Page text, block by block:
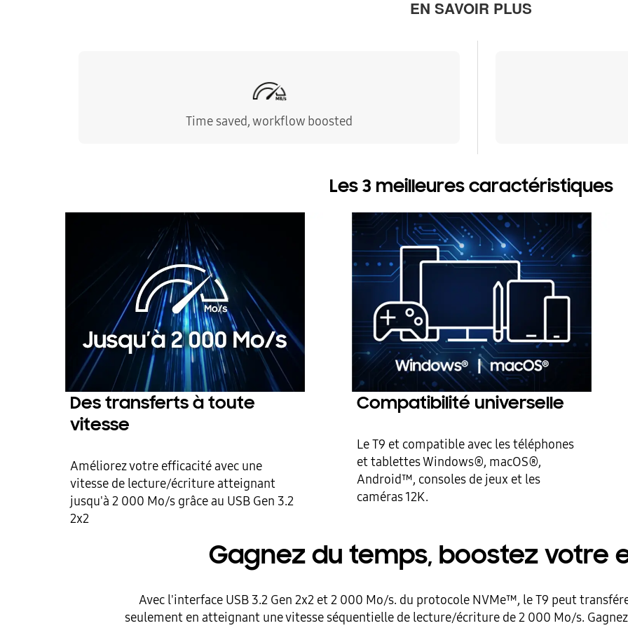
EN SAVOIR PLUS
Time saved, workflow boosted
Les 3 meilleures caractéristiques
Des transferts à toute
vitesse
Améliorez votre efficacité avec une
vitesse de lecture/écriture atteignant
jusqu'à 2 000 Mo/s grâce au USB Gen 3.2
2x2
Compatibilité universelle
Le T9 et compatible avec les téléphones
et tablettes Windows®, macOS®,
Android™, consoles de jeux et les
caméras 12K.
Gagnez du temps, boostez votre
Avec l'interface USB 3.2 Gen 2x2 et 2 000 Mo/s. du protocole NVMe™, le T9 peut
seulement en atteignant une vitesse séquentielle de lecture/écriture de 2 000 Mo/s.